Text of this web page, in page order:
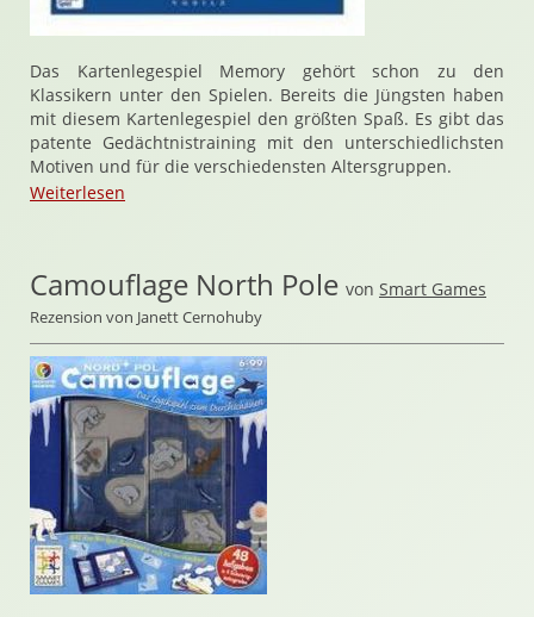
Das Kartenlegespiel Memory gehört schon zu den
Klassikern unter den Spielen. Bereits die Jüngsten haben
mit diesem Kartenlegespiel den größten Spaß. Es gibt das
patente Gedächtnistraining mit den unterschiedlichsten
Motiven und für die verschiedensten Altersgruppen.
Weiterlesen
Camouflage North Pole von Smart Games
Rezension von Janett Cernohuby